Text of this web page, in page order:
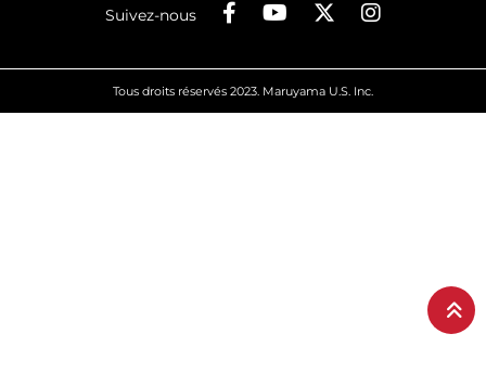
Suivez-nous
Tous droits réservés 2023. Maruyama U.S. Inc.